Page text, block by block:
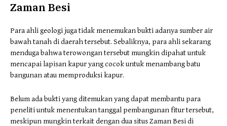
Zaman Besi
Para ahli geologi juga tidak menemukan bukti adanya sumber air
bawah tanah di daerah tersebut. Sebaliknya, para ahli sekarang
menduga bahwa terowongan tersebut mungkin dipahat untuk
mencapai lapisan kapur yang cocok untuk menambang batu
bangunan atau memproduksi kapur.
Belum ada bukti yang ditemukan yang dapat membantu para
peneliti untuk menentukan tanggal pembangunan fitur tersebut,
meskipun mungkin terkait dengan dua situs Zaman Besi di